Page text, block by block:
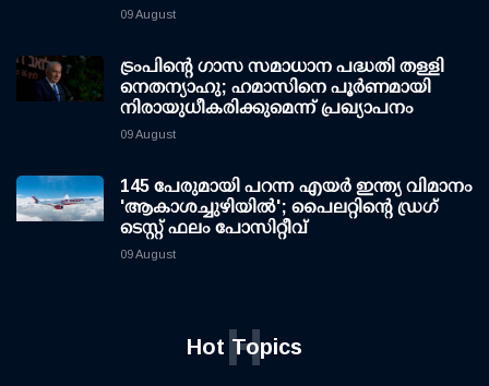
09 August
ട്രംപിന്റെ ഗാസ സമാധാന പദ്ധതി തള്ളി
നെതന്യാഹു; ഹമാസിനെ പൂര്‍ണമായി
നിരായുധീകരിക്കുമെന്ന് പ്രഖ്യാപനം
09 August
145 പേരുമായി പറന്ന എയര്‍ ഇന്ത്യ വിമാനം
'ആകാശച്ചുഴിയില്‍'; പൈലറ്റിന്റെ ഡ്രഗ്
ടെസ്റ്റ് ഫലം പോസിറ്റീവ്
09 August
Hot Topics
H